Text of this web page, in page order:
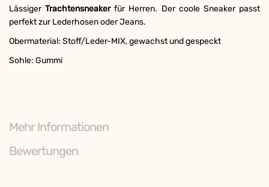
LässigerTrachtensneakerfür Herren. Der coole Sneaker passt
perfekt zur Lederhosen oder Jeans.
Obermaterial: Stoff/Leder-MIX, gewachst und gespeckt
Sohle: Gummi
Mehr Informationen
Bewertungen